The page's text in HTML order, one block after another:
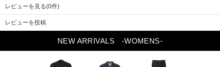
レビューを見る(0件)
レビューを投稿
NEW ARRIVALS -WOMENS-